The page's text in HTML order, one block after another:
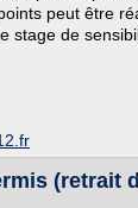
peut être
stage de
(retrait